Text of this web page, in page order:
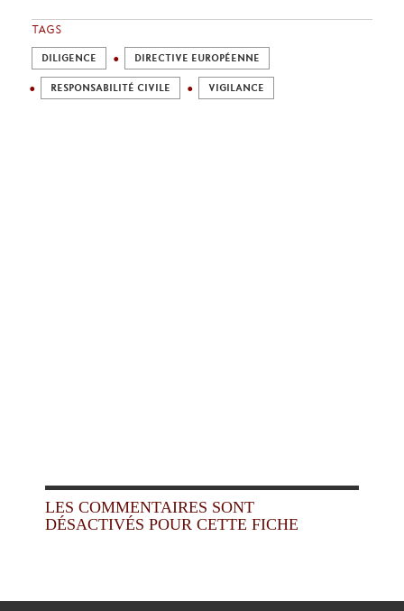
TAGS
DILIGENCE DIRECTIVE EUROPÉENNE
RESPONSABILITÉ CIVILE VIGILANCE
LES COMMENTAIRES SONT
DÉSACTIVÉS POUR CETTE FICHE